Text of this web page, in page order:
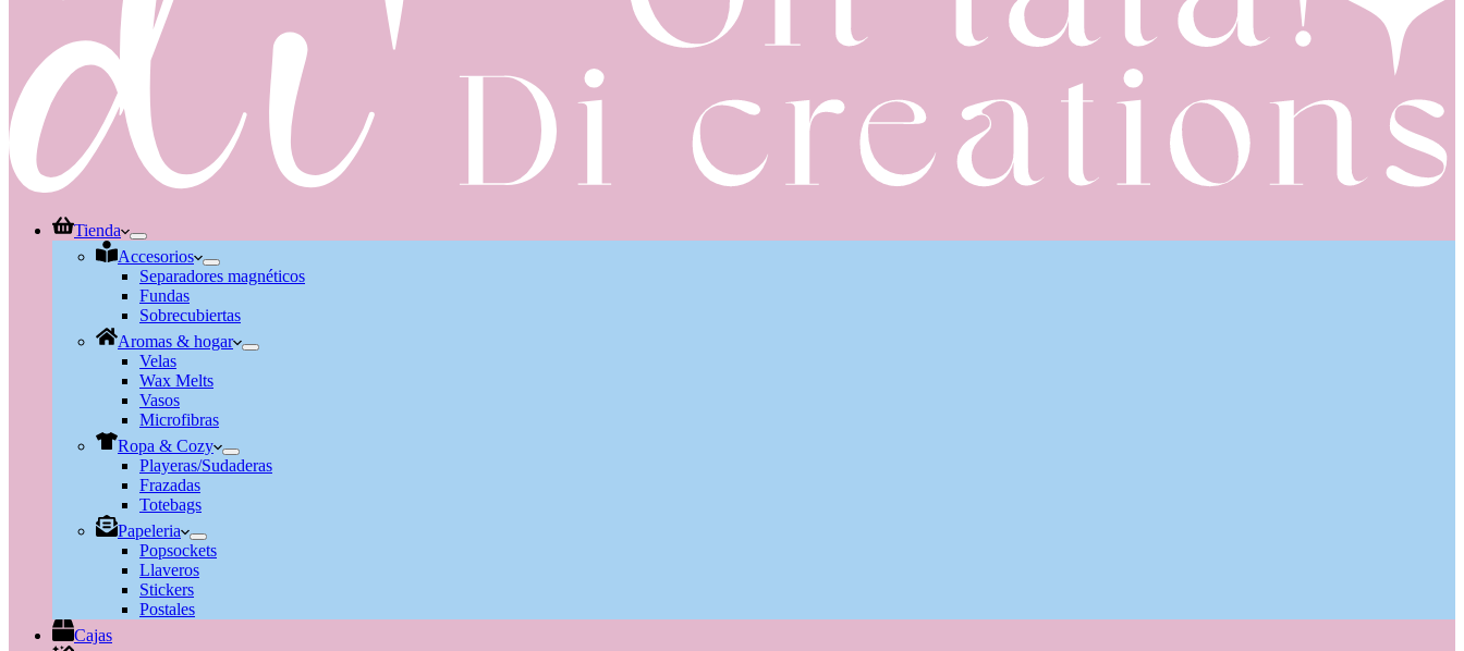
Tienda
Accesorios
Separadores magnéticos
Fundas
Sobrecubiertas
Aromas & hogar
Velas
Wax Melts
Vasos
Microfibras
Ropa & Cozy
Playeras/Sudaderas
Frazadas
Totebags
Papeleria
Popsockets
Llaveros
Stickers
Postales
Cajas